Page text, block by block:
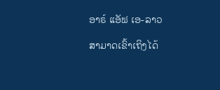
ອາຣ໌ ແອັຟ ເອ-ລາວ
ສາມາດເຂົ້າເຖິງໄດ້